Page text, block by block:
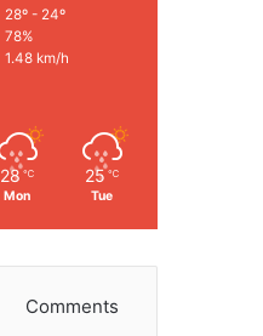
28º - 24º
78%
1.48 km/h
28 ℃
Mon
25 ℃
Tue
Comments